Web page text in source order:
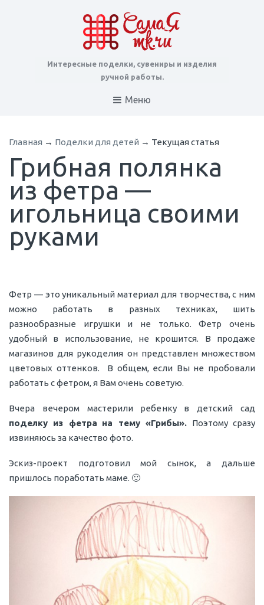
Интересные поделки, сувениры и изделия
ручной работы.
Меню
Главная → Поделки для детей → Текущая статья
Грибная полянка
из фетра —
игольница своими
руками
Фетр — это уникальный материал для творчества, с ним
можно работать в разных техниках, шить
разнообразные игрушки и не только. Фетр очень
удобный в использование, не крошится. В продаже
магазинов для рукоделия он представлен множеством
цветовых оттенков. В общем, если Вы не пробовали
работать с фетром, я Вам очень советую.
Вчера вечером мастерили ребенку в детский сад
поделку из фетра на тему «Грибы». Поэтому сразу
извиняюсь за качество фото.
Эскиз-проект подготовил мой сынок, а дальше
пришлось поработать маме. 🙂